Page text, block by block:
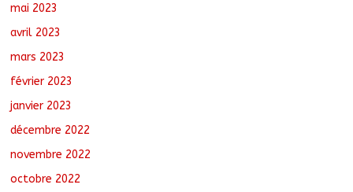
mai 2023
avril 2023
mars 2023
février 2023
janvier 2023
décembre 2022
novembre 2022
octobre 2022